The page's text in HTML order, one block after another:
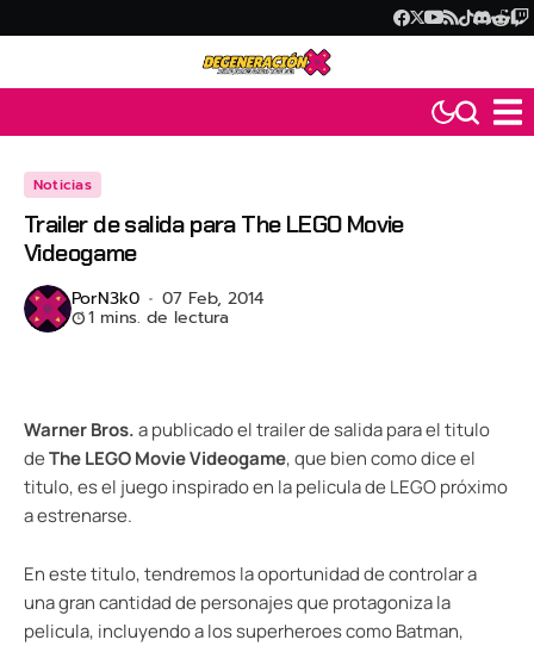
Noticias
Trailer de salida para The LEGO Movie
Videogame
PorN3k0 07 Feb, 2014
1 mins. de lectura
Warner Bros.a publicado el trailer de salida para el titulo
deThe LEGO Movie Videogame, que bien como dice el
titulo, es el juego inspirado en la pelicula de LEGO próximo
a estrenarse.
En este titulo, tendremos la oportunidad de controlar a
una gran cantidad de personajes que protagoniza la
pelicula, incluyendo a los superheroes como Batman,